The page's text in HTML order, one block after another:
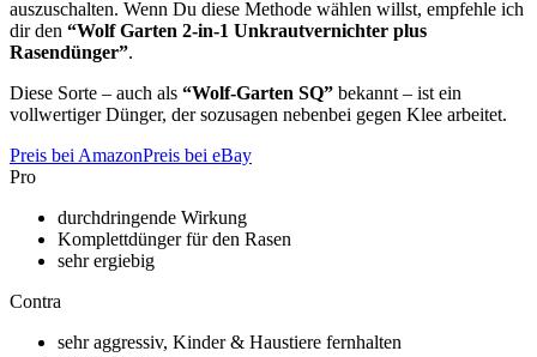
auszuschalten. Wenn Du diese Methode wählen willst, empfehle ich
dir den “Wolf Garten 2-in-1 Unkrautvernichter plus
Rasendünger”.
Diese Sorte – auch als “Wolf-Garten SQ” bekannt – ist ein
vollwertiger Dünger, der sozusagen nebenbei gegen Klee arbeitet.
Preis bei AmazonPreis bei eBay
Pro
durchdringende Wirkung
Komplettdünger für den Rasen
sehr ergiebig
Contra
sehr aggressiv, Kinder & Haustiere fernhalten